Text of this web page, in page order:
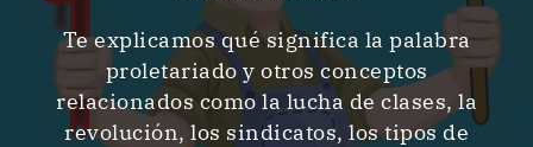
Te explicamos qué significa la palabra
proletariado y otros conceptos
relacionados como la lucha de clases, la
revolución, los sindicatos, los tipos de